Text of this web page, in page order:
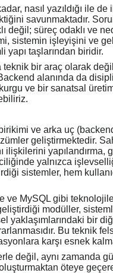
nasıl yazıldığı ile
savunmaktadır.
süreç odaklı ve
sistemin işleyişini ve
yapı taşlarından biridir.
teknik bir araç olarak
alanında da
ve bir sanatsal
ve arka uç
geliştirmektedir.
yalnızca
sistemler, hem
MySQL gibi
modüller,
yaklaşımlarındaki bir
Bu teknik
karşı esnek
değil, aynı zamanda
öteye